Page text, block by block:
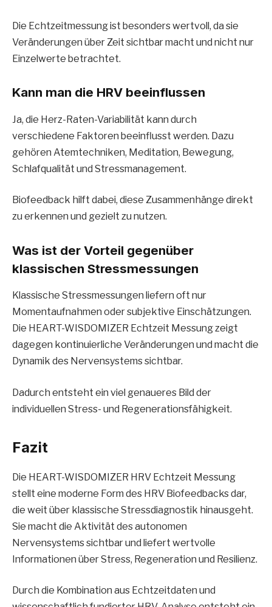
Die Echtzeitmessung ist besonders wertvoll, da sie
Veränderungen über Zeit sichtbar macht und nicht nur
Einzelwerte betrachtet.
Kann man die HRV beeinflussen
Ja, die Herz-Raten-Variabilität kann durch
verschiedene Faktoren beeinflusst werden. Dazu
gehören Atemtechniken, Meditation, Bewegung,
Schlafqualität und Stressmanagement.
Biofeedback hilft dabei, diese Zusammenhänge direkt
zu erkennen und gezielt zu nutzen.
Was ist der Vorteil gegenüber
klassischen Stressmessungen
Klassische Stressmessungen liefern oft nur
Momentaufnahmen oder subjektive Einschätzungen.
Die HEART-WISDOMIZER Echtzeit Messung zeigt
dagegen kontinuierliche Veränderungen und macht die
Dynamik des Nervensystems sichtbar.
Dadurch entsteht ein viel genaueres Bild der
individuellen Stress- und Regenerationsfähigkeit.
Fazit
Die HEART-WISDOMIZER HRV Echtzeit Messung
stellt eine moderne Form des HRV Biofeedbacks dar,
die weit über klassische Stressdiagnostik hinausgeht.
Sie macht die Aktivität des autonomen
Nervensystems sichtbar und liefert wertvolle
Informationen über Stress, Regeneration und Resilienz.
Durch die Kombination aus Echtzeitdaten und